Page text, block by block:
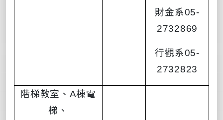
財金系05-
2732869
行觀系05-
2732823
階梯教室、 A棟電
梯、